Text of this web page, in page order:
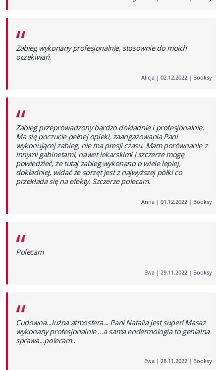
“
Zabieg wykonany profesjonalnie, stosownie do moich
oczekiwań.
Alicja | 02.12.2022 | Booksy
“
Zabieg przeprowadzony bardzo dokładnie i profesjonalnie.
Ma się poczucie pełnej opieki, zaangażowania Pani
wykonującej zabieg, nie ma presji czasu. Mam porównanie z
innymi gabinetami, nawet lekarskimi i szczerze mogę
powiedzieć, że tutaj zabieg wykonano o wiele lepiej,
dokładniej, widać że sprzęt jest z najwyższej półki co
przekłada się na efekty. Szczerze polecam.
Anna | 01.12.2022 | Booksy
“
Polecam
Ewa | 29.11.2022 | Booksy
“
Cudowna...luźna atmosfera... Pani Natalia jest super! Masaż
wykonany profesjonalnie ...a sama endermologia to genialna
sprawa...polecam..
Ewa | 28.11.2022 | Booksy